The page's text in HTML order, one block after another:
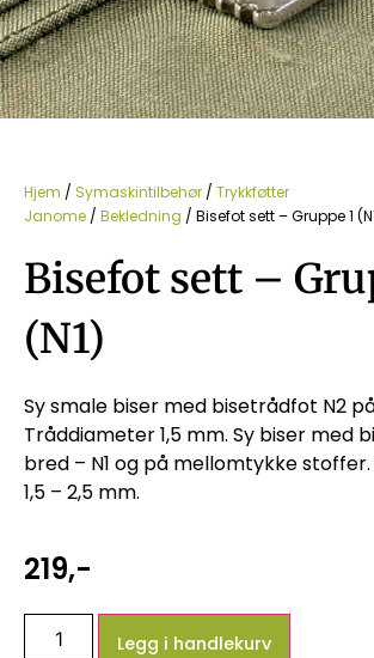
Hjem / Symaskintilbehør / Trykkføtter
Janome / Bekledning / Bisefot sett – Gruppe 1
Bisefot sett –
(N1)
Sy smale biser med bisetrådfot N2
Tråddiameter 1,5 mm. Sy biser med
bred – N1 og på mellomtykke
1,5 – 2,5 mm.
219,-
Legg i handlekurv